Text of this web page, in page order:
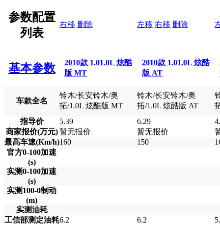
参数配置
列表
右移 删除 左移 右移 删除
基本参数
2010款 1.01.0L 炫酷
版 MT
2010款 1.01.0L 炫酷
版 AT
车款全名
铃木/长安铃木/奥
拓/1.0L 炫酷版 MT
铃木/长安铃木/奥
拓/1.0L 炫酷版 AT
指导价
5.39 6.29
商家报价(万元) 暂无报价 暂无报价
最高车速(Km/h)160 150
官方0-100加速
(s)
实测0-100加速
(s)
实测100-0制动
(m)
实测油耗
工信部测定油耗6.2 6.2